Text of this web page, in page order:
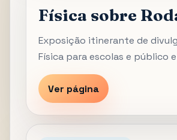
Física sobre
Exposição itinerante de
Física para escolas e público
Ver página